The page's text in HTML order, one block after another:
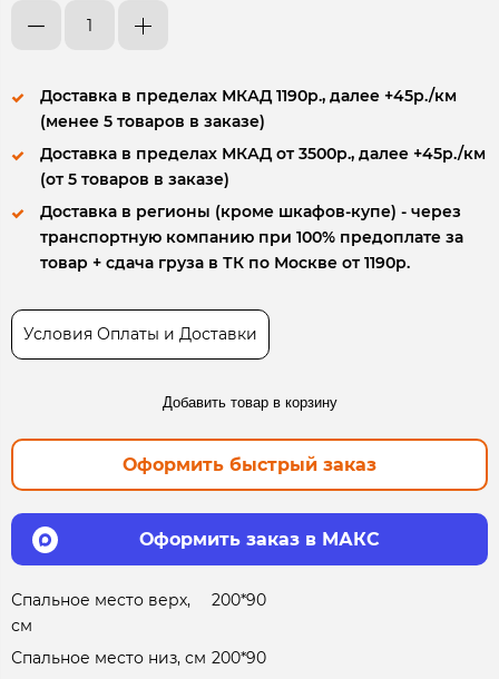
Доставка в пределах МКАД 1190р., далее +45р./км
(менее 5 товаров в заказе)
Доставка в пределах МКАД от 3500р., далее +45р./км
(от 5 товаров в заказе)
Доставка в регионы (кроме шкафов-купе) - через
транспортную компанию при 100% предоплате за
товар + сдача груза в ТК по Москве от 1190р.
Условия Оплаты и Доставки
Добавить товар в корзину
Оформить быстрый заказ
Оформить заказ в МАКС
Спальное место верх,
см
200*90
Спальное место низ, см 200*90